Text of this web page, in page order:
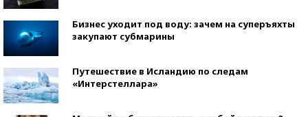
Бизнес уходит под воду: зачем на суперъяхты
закупают субмарины
Путешествие в Исландию по следам
«Интерстеллара»